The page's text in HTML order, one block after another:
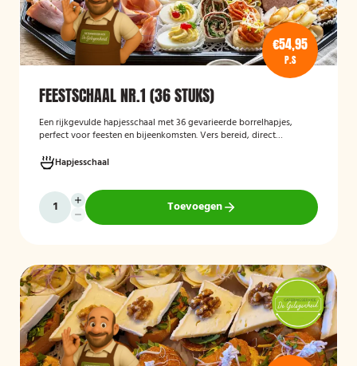
€54,95
P.S
FEESTSCHAAL NR.1 (36 STUKS)
Een rijkgevulde hapjesschaal met 36 gevarieerde borrelhapjes,
perfect voor feesten en bijeenkomsten. Vers bereid, direct
Hapjesschaal
Toevoegen